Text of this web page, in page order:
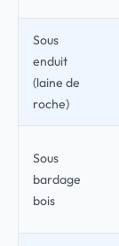
Sous
enduit
(laine de
roche)
Sous
bardage
bois